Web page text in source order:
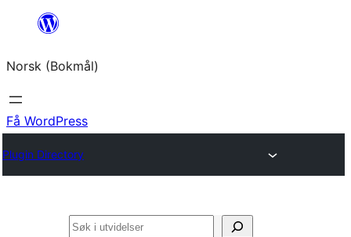
Hopp
innhold
Norsk (Bokmål)
Få WordPress
Plugin Directory
Søk